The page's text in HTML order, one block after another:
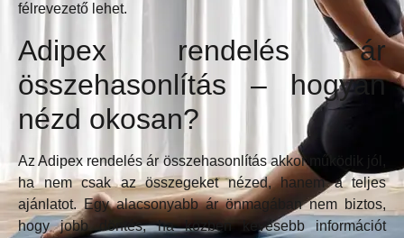
félrevezető lehet.
Adipex rendelés ár
összehasonlítás – hogyan
nézd okosan?
Az Adipex rendelés ár összehasonlítás akkor működik jól,
ha nem csak az összegeket nézed, hanem a teljes
ajánlatot. Egy alacsonyabb ár önmagában nem biztos,
hogy jobb döntés, ha közben kevesebb információt